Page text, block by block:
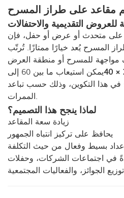
مقاعد على طراز المسرح
للعروض التقديمية والاحتفالات
على متحدث أو عرض أو حفل، فإن
المسرح يُعد خيارًا ممتازًا. تُرتّب
يمكن استيعاب ما بين 60 إلى
في هذا التكوين، وذلك حسب تباعد
الممرات.
لماذا ينجح هذا التصميم؟
زيادة سعة المقاعد
يحافظ على تركيز انتباه الجمهور
بسيط وفعال من حيث التكلفة
في اجتماعات الشركات، وحفلات